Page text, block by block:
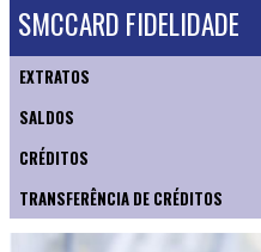
SMCCARD FIDELIDADE
EXTRATOS
SALDOS
CRÉDITOS
TRANSFERÊNCIA DE CRÉDITOS